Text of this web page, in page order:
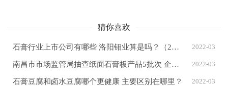
猜你喜欢
石膏行业上市公司有哪些 洛阳钼业算是吗？（2022/3/11） 2022-03
南昌市市场监管局抽查纸面石膏板产品5批次 企业合格率80% 2022-03
石膏豆腐和卤水豆腐哪个更健康 主要区别在哪里？ 2022-03